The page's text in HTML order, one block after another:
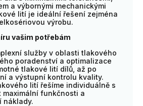
a výbornými mechanickými
lití je ideální řešení zejména
výrobu.
vašim potřebám
služby v oblasti tlakového
poradenství a optimalizace
tlakové lití dílů, až po
a výstupní kontrolu kvality.
lití řešíme individuálně s
maximální funkčnosti a
náklady.